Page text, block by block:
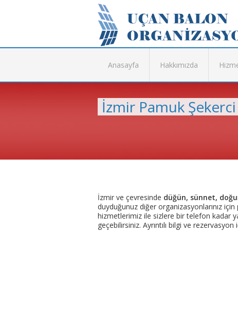
Anasayfa Hakkımızda
İzmir Pamuk
İzmir ve çevresinde düğün, sünnet,
duyduğunuz diğer organizasyonlarınız için
hizmetlerimiz ile sizlere bir telefon kadar
geçebilirsiniz. Ayrıntılı bilgi ve